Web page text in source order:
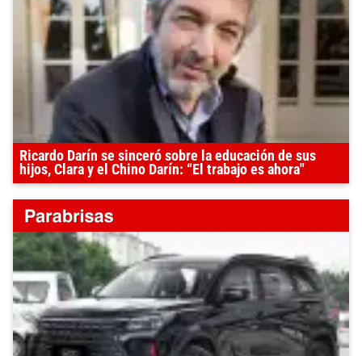
Ricardo Darín se sinceró sobre la educación de sus
hijos, Clara y el Chino Darín: “El trabajo es ahora"